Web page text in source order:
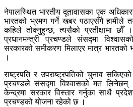
नेपालस्थित भारतीय दूतावासका एक
भारतको भ्रमण गर्ने खबर पठाएसँगै हामीले
कहिले तोक्नुहुन्छ, त्यसैको प्रतीक्षामा छौँ
प्रधानमन्त्री प्रचण्डले संसद्मा
सरकारको समीकरण मिलाएर मात्र
।
राष्ट्रपति र उपराष्ट्रपतिको चुनाव
प्रचण्डले संसद्मा विश्वासको मत लिनेछन्
केन्द्रमा सरकार विस्तार गर्नुका साथै
प्रचण्डको योजना रहेको छ ।